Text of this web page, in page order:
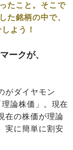
たこと。そこで
た銘柄の中で、
よう！
ークが、
がダイヤモン
論株価」。現在
在の株価が理論
実に簡単に割安